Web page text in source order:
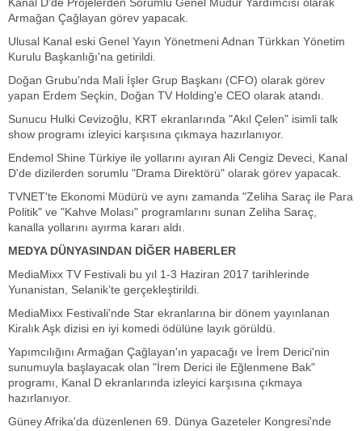
Armağan Çağlayan görev yapacak.
Ulusal Kanal eski Genel Yayın Yönetmeni Adnan Türkkan Yönetim
Kurulu Başkanlığı'na getirildi.
Doğan Grubu'nda Mali İşler Grup Başkanı (CFO) olarak görev
yapan Erdem Seçkin, Doğan TV Holding'e CEO olarak atandı.
Sunucu Hulki Cevizoğlu, KRT ekranlarında "Akıl Çelen" isimli talk
show programı izleyici karşısına çıkmaya hazırlanıyor.
Endemol Shine Türkiye ile yollarını ayıran Ali Cengiz Deveci, Kanal
D'de dizilerden sorumlu "Drama Direktörü" olarak görev yapacak.
TVNET'te Ekonomi Müdürü ve aynı zamanda "Zeliha Saraç ile Para
Politik" ve "Kahve Molası" programlarını sunan Zeliha Saraç,
kanalla yollarını ayırma kararı aldı.
MEDYA DÜNYASINDAN DİĞER HABERLER
MediaMixx TV Festivali bu yıl 1-3 Haziran 2017 tarihlerinde
Yunanistan, Selanik’te gerçekleştirildi.
MediaMixx Festivali'nde Star ekranlarına bir dönem yayınlanan
Kiralık Aşk dizisi en iyi komedi ödülüne layık görüldü.
Yapımcılığını Armağan Çağlayan'ın yapacağı ve İrem Derici'nin
sunumuyla başlayacak olan "İrem Derici ile Eğlenmene Bak"
programı, Kanal D ekranlarında izleyici karşısına çıkmaya
hazırlanıyor.
Güney Afrika'da düzenlenen 69. Dünya Gazeteler Kongresi'nde